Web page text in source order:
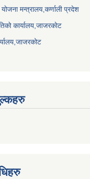
मन्त्रालय,कर्णाली प्रदेश
कार्यालय,जाजरकाेट